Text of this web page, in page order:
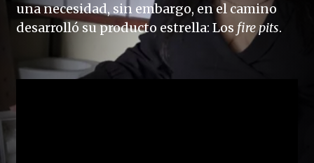
una necesidad, sin embargo, en el camino
desarrolló su producto estrella: Los fire pits.